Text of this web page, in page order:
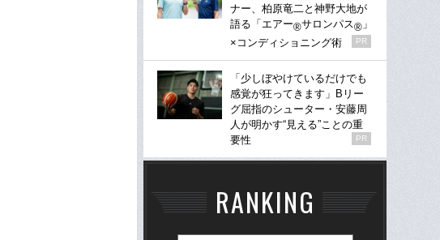
ナー、柏原竜二と神野大地が
語る「エアー®サロンパス® 」
×コンディショニング術
PR
「少しぼやけているだけでも
感覚が狂ってきます」Bリー
グ屈指のシューター・安藤周
人が明かす“見える”ことの重
要性
PR
RANKING